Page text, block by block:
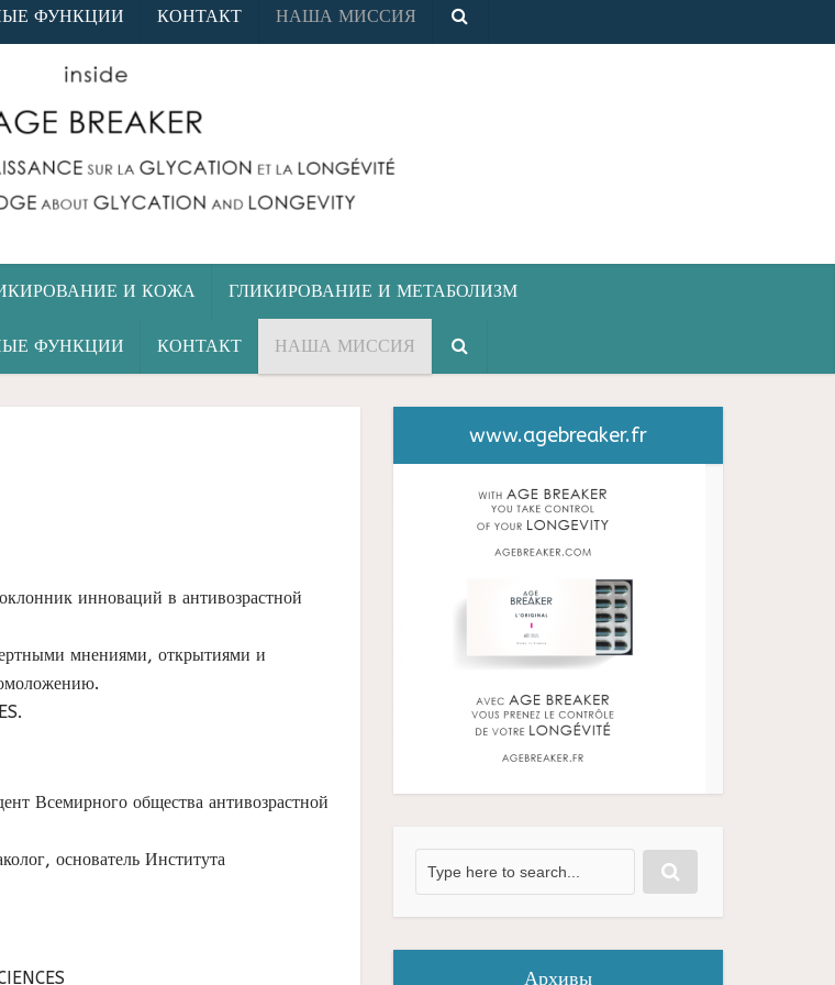
ФУНКЦИИ КОНТАКТ НАША МИССИЯ
И КОЖА ГЛИКИРОВАНИЕ И МЕТАБОЛИЗМ
ФУНКЦИИ КОНТАКТ НАША МИССИЯ
инноваций в антивозрастной
мнениями, открытиями и
Всемирного общества антивозрастной
основатель Института
www.agebreaker.fr
Архивы